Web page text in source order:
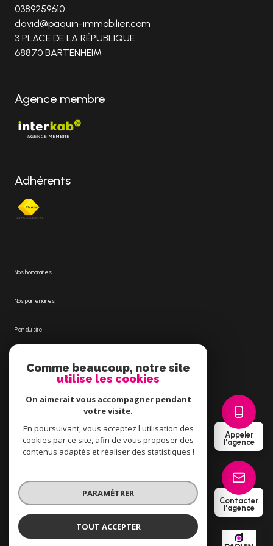
PAQUIN IMMOBILIER
Appeler
l'agence
Contacter
l'agence
0389259610
david@paquin-immobilier.com
3 PLACE DE LA RÉPUBLIQUE
68870 BARTENHEIM
Agence membre
Adhérents
Nos honoraires
Nos partenaires
Plan du site
Cookies
© 2026 | Tous droits réservés
Réalisé par
Comme beaucoup, notre site
utilise les cookies
On aimerait vous accompagner pendant
votre visite.
En poursuivant, vous acceptez l'utilisation des
cookies par ce site, afin de vous proposer des
contenus adaptés et réaliser des statistiques !
PARAMÉTRER
TOUT ACCEPTER